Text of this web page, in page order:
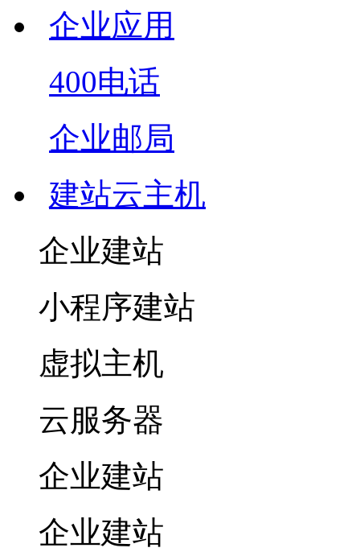
企业应用
400电话
企业邮局
建站云主机
企业建站
小程序建站
虚拟主机
云服务器
企业建站
企业建站